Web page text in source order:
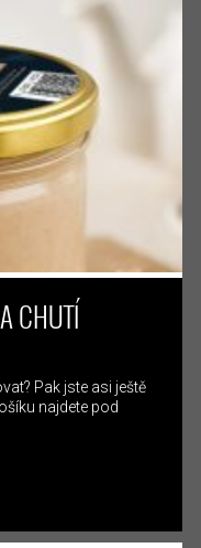
CHUTÍ
Pak jste asi ještě
najdete pod